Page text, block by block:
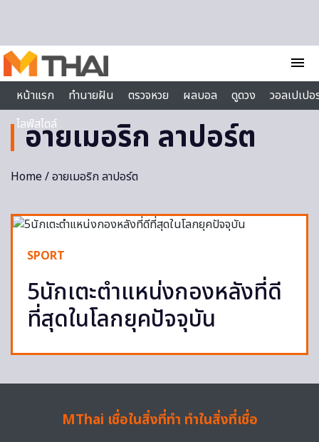
menu
หน้าแรก
ทำนายฝัน ตรวจหวย ผลบอล ดูดวง
วอลเปเป
ไลฟ์สไตล์
อายเมอริก ลาปอร์ต
Home/ อายเมอริก ลาปอร์ต
SPORT
5นักเตะตำแหน่งกองหลังที่ดี
ที่สุดในโลกยุคปัจจุบัน
MThai เชื่อในสิ่งที่ทำ ทำในสิ่งที่เชื่อ